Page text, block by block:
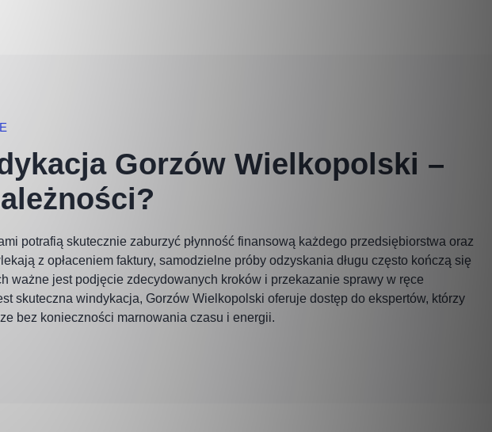
Gorzów Wielkopolski –
potrafią skutecznie zaburzyć płynność finansową każdego przedsiębiorstwa oraz
z opłaceniem faktury, samodzielne próby odzyskania długu często kończą się
ważne jest podjęcie zdecydowanych kroków i przekazanie sprawy w ręce
skuteczna windykacja, Gorzów Wielkopolski oferuje dostęp do ekspertów, którzy
bez konieczności marnowania czasu i energii.